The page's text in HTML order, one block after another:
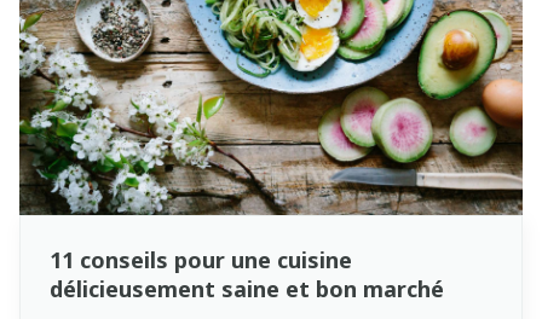
11 conseils pour une cuisine
délicieusement saine et bon marché